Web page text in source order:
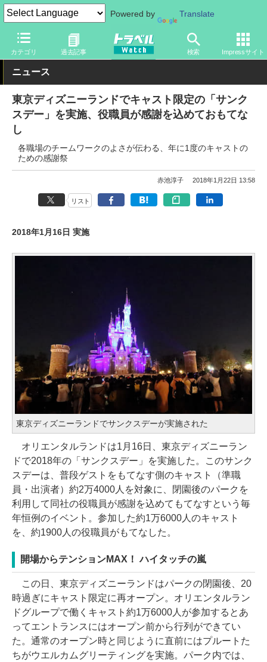
Powered by Translate
カテゴリ 過去記事 検索 Impressサイト
トラベル Watch 旅の情報 観光地 ディズニーリゾート
ニュース
東京ディズニーランドでキャスト限定の「サンク
スデー」を実施、役職員が感謝を込めておもてな
し
各職場のチームワークのよさが伝わる、年に1度のキャストの
ための感謝祭
赤池淳子 2018年1月22日 13:58
リスト
2018年1月16日 実施
東京ディズニーランドでサンクスデーが実施された
オリエンタルランドは1月16日、東京ディズニーラン
ドで2018年の「サンクスデー」を実施した。このサンク
スデーは、普段ゲストをもてなす側のキャスト（準職
員・出演者）約2万4000人を対象に、閉園後のパークを
利用して同社の役職員が感謝を込めてもてなすという毎
年恒例のイベント。参加した約1万6000人のキャスト
を、約1900人の役職員がもてなした。
開場からテンションMAX！ ハイタッチの嵐
この日、東京ディズニーランドはパークの閉園後、20
時過ぎにキャスト限定に再オープン。オリエンタルラン
ドグループで働くキャスト約1万6000人が参加するとあ
ってエントランスにはオープン前から行列ができてい
た。通常のオープン時と同じように直前にはプルートた
ちがウエルカムグリーティングを実施。パーク内では、